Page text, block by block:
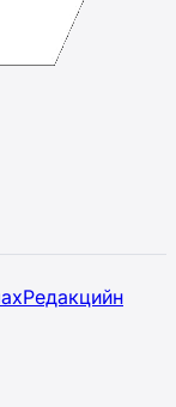
Редакцийн